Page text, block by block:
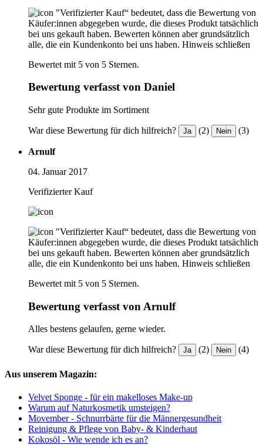
"Verifizierter Kauf“ bedeutet, dass die Bewertung von
Käufer:innen abgegeben wurde, die dieses Produkt tatsächlich
bei uns gekauft haben. Bewerten können aber grundsätzlich
alle, die ein Kundenkonto bei uns haben. Hinweis schließen
Bewertet mit 5 von 5 Sternen.
Bewertung verfasst von Daniel
Sehr gute Produkte im Sortiment
War diese Bewertung für dich hilfreich? Ja (2) Nein (3)
Arnulf
04. Januar 2017
Verifizierter Kauf
"Verifizierter Kauf“ bedeutet, dass die Bewertung von
Käufer:innen abgegeben wurde, die dieses Produkt tatsächlich
bei uns gekauft haben. Bewerten können aber grundsätzlich
alle, die ein Kundenkonto bei uns haben. Hinweis schließen
Bewertet mit 5 von 5 Sternen.
Bewertung verfasst von Arnulf
Alles bestens gelaufen, gerne wieder.
War diese Bewertung für dich hilfreich? Ja (2) Nein (4)
Aus unserem Magazin:
Velvet Sponge - für ein makelloses Make-up
Warum auf Naturkosmetik umsteigen?
Movember - Schnurrbärte für die Männergesundheit
Reinigung & Pflege von Baby- & Kinderhaut
Kokosöl - Wie wende ich es an?